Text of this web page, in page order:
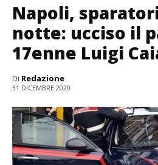
Napoli,
notte: ucciso il
17enne Luigi
Di Redazione
31 DICEMBRE 2020